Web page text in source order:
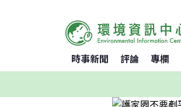
時事新聞 評論 專欄